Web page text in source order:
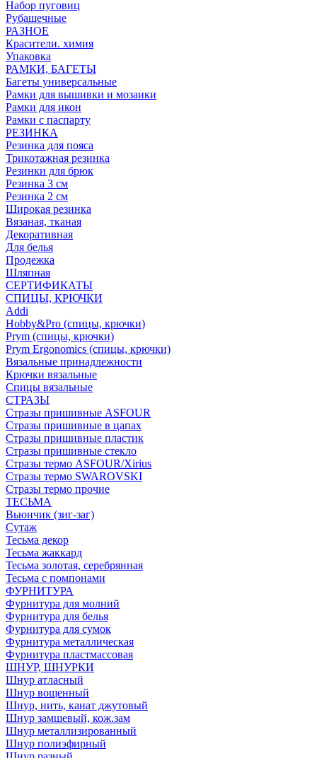
Набор пуговиц
Рубашечные
РАЗНОЕ
Красители. химия
Упаковка
РАМКИ, БАГЕТЫ
Багеты универсальные
Рамки для вышивки и мозаики
Рамки для икон
Рамки с паспарту
РЕЗИНКА
Резинка для пояса
Трикотажная резинка
Резинки для брюк
Резинка 3 см
Резинка 2 см
Широкая резинка
Вязаная, тканая
Декоративная
Для белья
Продежка
Шляпная
СЕРТИФИКАТЫ
СПИЦЫ, КРЮЧКИ
Addi
Hobby&Pro (спицы, крючки)
Prym (спицы, крючки)
Prym Ergonomics (спицы, крючки)
Вязальные принадлежности
Крючки вязальные
Спицы вязальные
СТРАЗЫ
Стразы пришивные ASFOUR
Стразы пришивные в цапах
Стразы пришивные пластик
Стразы пришивные стекло
Стразы термо ASFOUR/Xirius
Стразы термо SWAROVSKI
Стразы термо прочие
ТЕСЬМА
Вьюнчик (зиг-заг)
Сутаж
Тесьма декор
Тесьма жаккард
Тесьма золотая, серебрянная
Тесьма с помпонами
ФУРНИТУРА
Фурнитура для молний
Фурнитура для белья
Фурнитура для сумок
Фурнитура металлическая
Фурнитура пластмассовая
ШНУР, ШНУРКИ
Шнур атласный
Шнур вощенный
Шнур, нить, канат джутовый
Шнур замшевый, кож.зам
Шнур металлизированный
Шнур полиэфирный